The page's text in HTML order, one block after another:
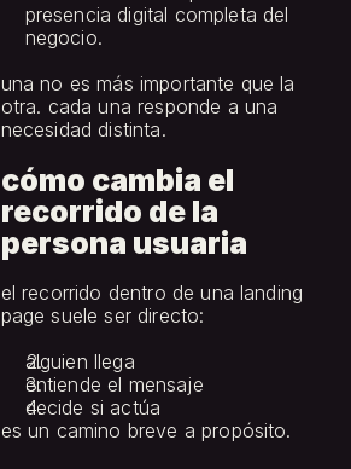
presencia digital completa del
negocio.
una no es más importante que la
otra. cada una responde a una
necesidad distinta.
cómo cambia el
recorrido de la
persona usuaria
el recorrido dentro de una landing
page suele ser directo:
alguien llega
entiende el mensaje
decide si actúa
es un camino breve a propósito.